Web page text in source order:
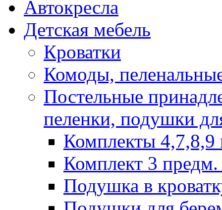
Автокресла
Детская мебель
Кроватки
Комоды,
Постельные
пеленки, подушки
Комплекты 4,7,8,9
Комплект 3 предм.
Подушка в